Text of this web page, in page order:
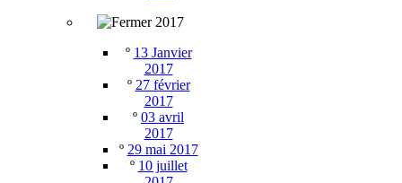
2017
º 13 Janvier
2017
º 27 février
2017
º 03 avril
2017
º 29 mai 2017
º 10 juillet